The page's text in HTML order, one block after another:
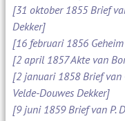
[31 oktober 1855 Brief
Dekker]
[16 februari 1856
[2 april 1857 Akte van
[2 januari 1858 Brief van
Velde-Douwes Dekker]
[9 juni 1859 Brief van P.